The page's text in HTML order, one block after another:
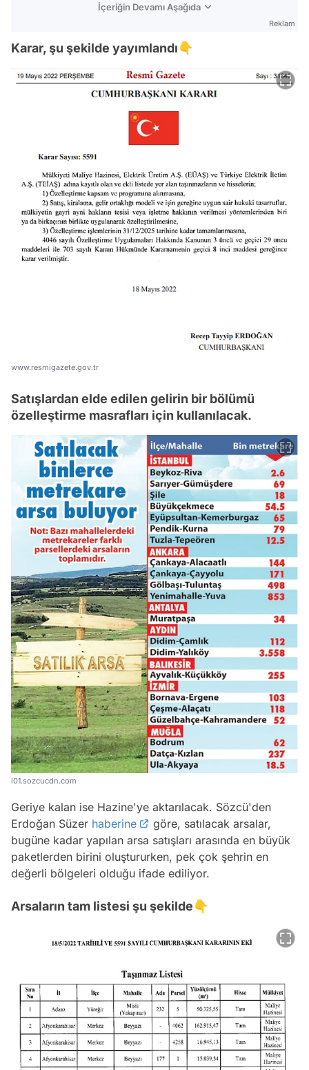
İçeriğin Devamı Aşağıda
Reklam
Karar, şu şekilde yayımlandı👇
www.resmigazete.gov.tr
Satışlardan elde edilen gelirin bir bölümü
özelleştirme masrafları için kullanılacak.
i01.sozcucdn.com
Geriye kalan ise Hazine'ye aktarılacak. Sözcü'den
Erdoğan Süzer haberine
göre, satılacak arsalar,
bugüne kadar yapılan arsa satışları arasında en büyük
paketlerden birini oluştururken, pek çok şehrin en
değerli bölgeleri olduğu ifade ediliyor.
Arsaların tam listesi şu şekilde👇